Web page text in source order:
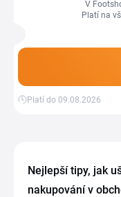
V
Platí na
Platí do 09.08.2026
Nejlepší tipy, jak
nakupování v